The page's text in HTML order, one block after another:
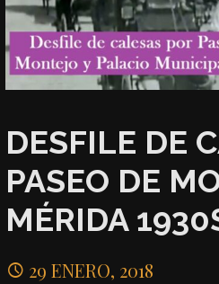
DESFILE DE
PASEO DE
MÉRIDA
29 ENERO, 2018